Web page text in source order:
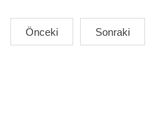
Önceki Sonraki